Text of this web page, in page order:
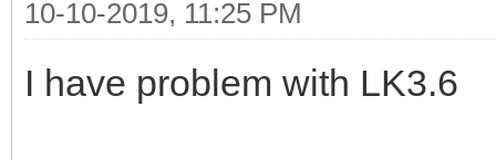
10-10-2019, 11:25 PM
I have problem with LK3.6